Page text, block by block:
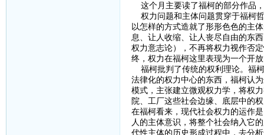
这个月主要读了福柯的部分作品
权力问题和主体问题贯穿于福柯
以怎样的方式造就了形形色色的主
息、让人收缩、让人丧尽自由的东
权力意志论），不再将权力视作否
终，权力在福柯这里表现为一个开
福柯批判了传统的权利理论。福
法律化的权力中心的东西，福柯认
模式，主张建立微观权力学，将权
院、工厂这些社会边缘、底层中的
在福柯看来，现代社会权力的运作
人的主体意识，将整个社会纳入它
代性主体的历史形成过程中，去分